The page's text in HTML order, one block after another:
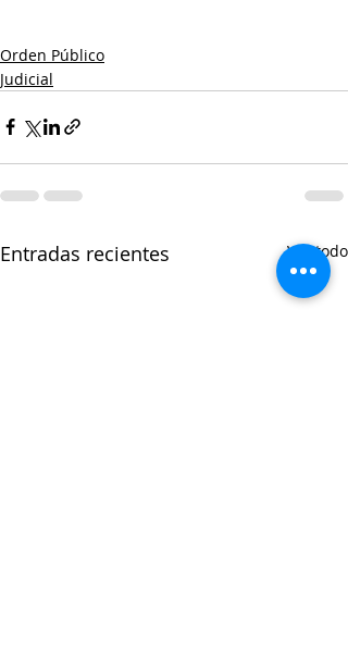
Orden Público
Judicial
Entradas recientes Ver todo